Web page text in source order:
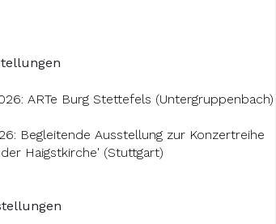
ARTe Burg Stettefels (Untergruppenbach)
Begleitende Ausstellung zur Konzertreihe
Haigstkirche' (Stuttgart)